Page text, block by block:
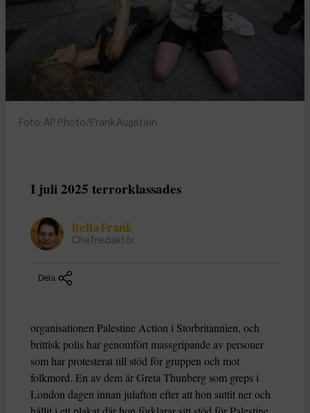
Foto: AP Photo/Frank Augstein
I juli 2025 terrorklassades
Bella Frank
Chefredaktör
Dela
organisationen Palestine Action i Storbritannien, och
brittisk polis har genomfört massgripande av personer
som har protesterat till stöd för gruppen och mot
folkmord. En av dem är Greta Thunberg som greps i
London dagen innan julafton efter att hon suttit ner och